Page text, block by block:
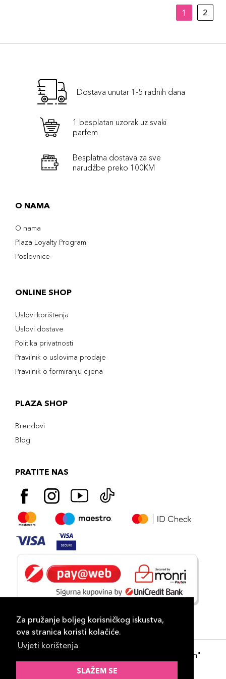
Za pružanje boljeg korisničkog iskustva,
ova stranica koristi kolačiće.
Uvjeti korištenja
SLAŽEM SE
1 2
Dostava unutar 1-5 radnih dana
1 besplatan uzorak uz svaki
parfem
Besplatna dostava za sve
narudźbe preko 100KM
O NAMA
O nama
Plaza Loyalty Program
Poslovnice
ONLINE SHOP
Uslovi korištenja
Uslovi dostave
Politika privatnosti
Pravilnik o uslovima prodaje
Pravilnik o formiranju cijena
PLAZA SHOP
Brendovi
Blog
PRATITE NAS
- "DP Lux Distribution"
d.o.o. Banja Luka
ID-S Consulting d.o.o. Sarajevo